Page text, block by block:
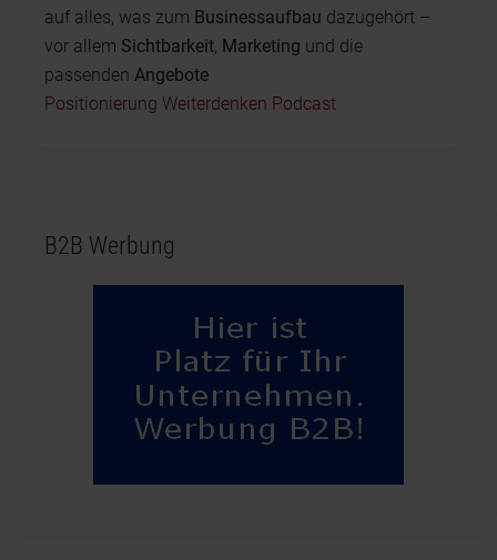
auf alles, was zum Businessaufbau dazugehört –
vor allem Sichtbarkeit Marketing und die
passenden Angebote
Positionierung Weiterdenken Podcast
B2B Werbung